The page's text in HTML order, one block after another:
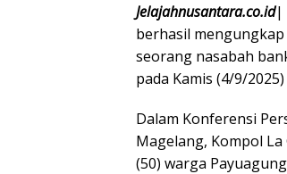
Jelajahnusantara.co.id|
berhasil
seorang nasabah
pada Kamis (4/9/
Dalam Konferensi
Magelang, Kompol
(50) warga